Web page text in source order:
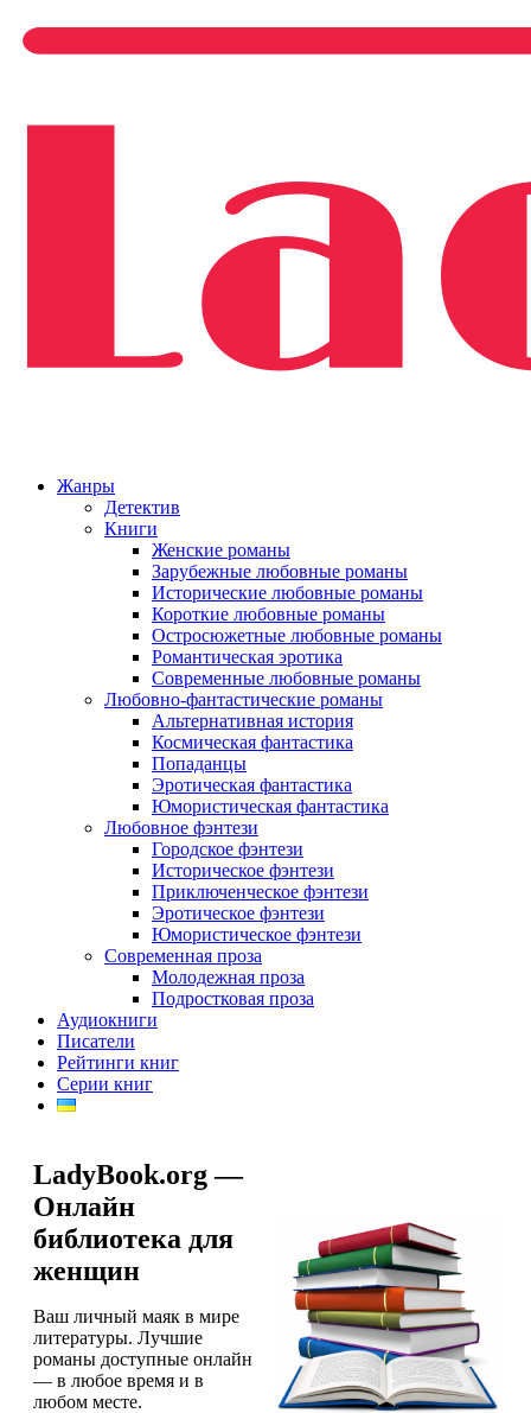
Жанры
Детектив
Книги
Женские романы
Зарубежные любовные романы
Исторические любовные романы
Короткие любовные романы
Остросюжетные любовные романы
Романтическая эротика
Современные любовные романы
Любовно-фантастические романы
Альтернативная история
Космическая фантастика
Попаданцы
Эротическая фантастика
Юмористическая фантастика
Любовное фэнтези
Городское фэнтези
Историческое фэнтези
Приключенческое фэнтези
Эротическое фэнтези
Юмористическое фэнтези
Современная проза
Молодежная проза
Подростковая проза
Аудиокниги
Писатели
Рейтинги книг
Серии книг
LadyBook.org —
Онлайн
библиотека для
женщин
Ваш личный маяк в мире
литературы. Лучшие
романы доступные онлайн
— в любое время и в
любом месте.